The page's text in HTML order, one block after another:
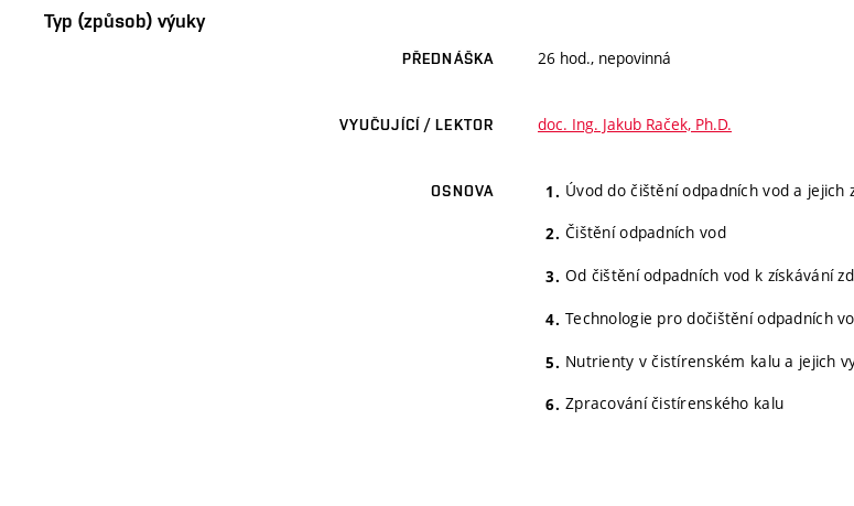
Typ (způsob) výuky
PŘEDNÁŠKA 26 hod., nepovinná
VYUČUJÍCÍ / LEKTOR doc. Ing. Jakub Raček, Ph.D.
OSNOVA Úvod do čištění odpadních vod a jejich
Čištění odpadních vod
Od čištění odpadních vod k získávání
Technologie pro dočištění odpadních
Nutrienty v čistírenském kalu a jejich
Zpracování čistírenského kalu